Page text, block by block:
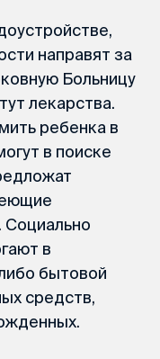
направят за
Больницу
лекарства.
ребенка в
в поиске
Социально
в
бытовой
средств,